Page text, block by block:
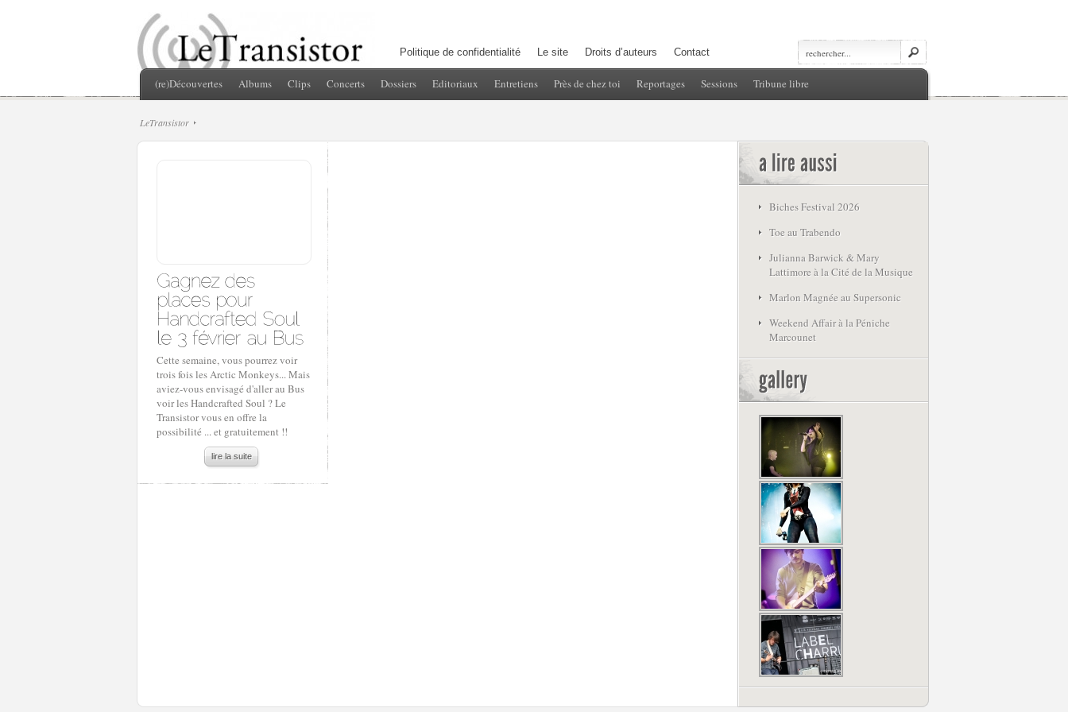
Politique de confidentialité Le site Droits d’auteurs Contact
(re)Découvertes Albums Clips Concerts Dossiers Editoriaux Entretiens Près de chez toi Reportages Sessions Tribune libre
LeTransistor
Cette semaine, vous pourrez voir
trois fois les Arctic Monkeys... Mais
aviez-vous envisagé d'aller au Bus
voir les Handcrafted Soul ? Le
Transistor vous en offre la
possibilité ... et gratuitement !!
lire la suite
Biches Festival 2026
Toe au Trabendo
Julianna Barwick & Mary
Lattimore à la Cité de la Musique
Marlon Magnée au Supersonic
Weekend Affair à la Péniche
Marcounet